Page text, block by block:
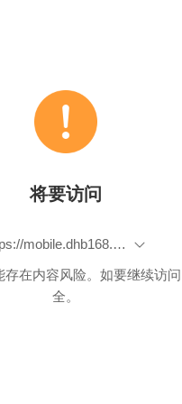
将要访问
https://mobile.dhb168.com/html/common/reg_supplier.html?regist_invite_code=P111I3
在内容风险。如要继续访
全。